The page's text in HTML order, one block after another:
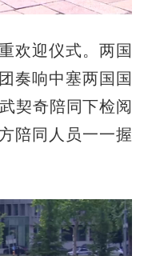
迎仪式。两国
奏响中塞两国国
契奇陪同下检阅
陪同人员一一握